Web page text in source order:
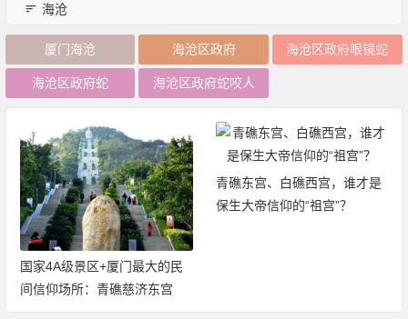
海沧
厦门海沧 海沧区政府 海沧区政府眼镜蛇
海沧区政府蛇 海沧区政府蛇咬人
国家4A级景区+厦门最大的民
间信仰场所：青礁慈济东宫
青礁东宫、白礁西宫，谁才是
保生大帝信仰的“祖宫”？